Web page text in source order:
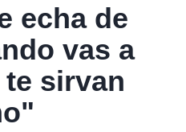
echa de
vas a
sirvan